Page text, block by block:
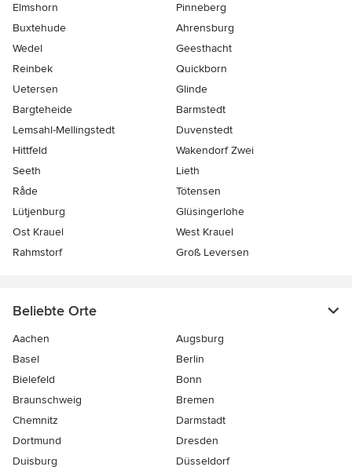
Elmshorn
Pinneberg
Buxtehude
Ahrensburg
Wedel
Geesthacht
Reinbek
Quickborn
Uetersen
Glinde
Bargteheide
Barmstedt
Lemsahl-Mellingstedt
Duvenstedt
Hittfeld
Wakendorf Zwei
Seeth
Lieth
Råde
Tötensen
Lütjenburg
Glüsingerlohe
Ost Krauel
West Krauel
Rahmstorf
Groß Leversen
Beliebte Orte
Aachen
Augsburg
Basel
Berlin
Bielefeld
Bonn
Braunschweig
Bremen
Chemnitz
Darmstadt
Dortmund
Dresden
Duisburg
Düsseldorf